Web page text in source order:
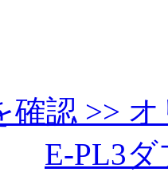
確認 >>
E-PL3